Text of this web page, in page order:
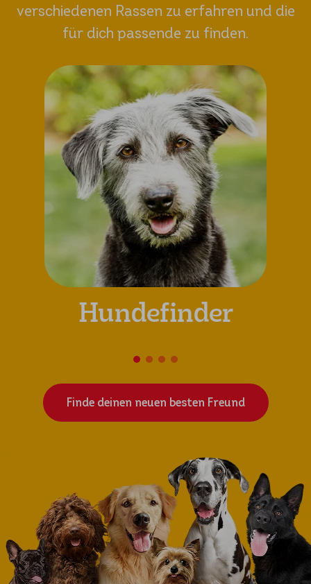
verschiedenen Rassen zu erfahren und die
für dich passende zu finden.
Hundefinder
Finde deinen neuen besten Freund